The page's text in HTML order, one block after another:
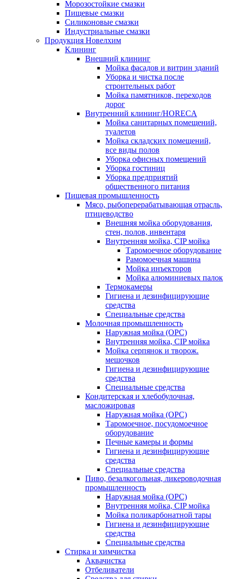
Морозостойкие смазки
Пищевые смазки
Силиконовые смазки
Индустриальные смазки
Продукция Новелхим
Клининг
Внешний клининг
Мойка фасадов и витрин зданий
Уборка и чистка после
строительных работ
Мойка памятников, переходов
дорог
Внутренний клининг/HORECA
Мойка санитарных помещений,
туалетов
Мойка складских помещений,
все виды полов
Уборка офисных помещений
Уборка гостиниц
Уборка предприятий
общественного питания
Пищевая промышленность
Мясо, рыбоперерабатывающая отрасль,
птицеводство
Внешняя мойка оборудования,
стен, полов, инвентаря
Внутренняя мойка, CIP мойка
Таромоечное оборудование
Рамомоечная машина
Мойка инъекторов
Мойка алюминиевых палок
Термокамеры
Гигиена и дезинфицирующие
средства
Специальные средства
Молочная промышленность
Наружная мойка (ОРС)
Внутренняя мойка, CIP мойка
Мойка серпянок и творож.
мешочков
Гигиена и дезинфицирующие
средства
Специальные средства
Кондитерская и хлебобулочная,
масложировая
Наружная мойка (ОРС)
Таромоечное, посудомоечное
оборудование
Печные камеры и формы
Гигиена и дезинфицирующие
средства
Специальные средства
Пиво, безалкогольная, ликероводочная
промышленность
Наружная мойка (ОРС)
Внутренняя мойка, CIP мойка
Мойка поликарбонатной тары
Гигиена и дезинфицирующие
средства
Специальные средства
Стирка и химчистка
Аквачистка
Отбеливатели